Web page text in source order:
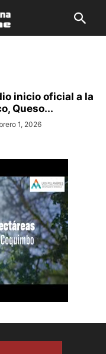
inicio oficial a la
Queso...
1, 2026